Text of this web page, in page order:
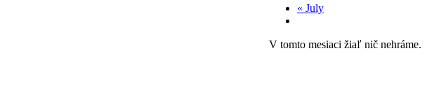
« July
V tomto mesiaci žiaľ nič nehráme.